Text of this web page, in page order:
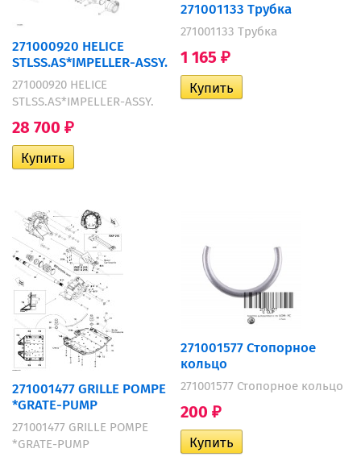
271000920 HELICE
STLSS.AS*IMPELLER-ASSY.
271000920 HELICE
STLSS.AS*IMPELLER-ASSY.
28 700 ₽
271001133 Трубка
271001133 Трубка
1 165 ₽
271001477 GRILLE POMPE
*GRATE-PUMP
271001477 GRILLE POMPE
*GRATE-PUMP
271001577 Стопорное
кольцо
271001577 Стопорное кольцо
200 ₽